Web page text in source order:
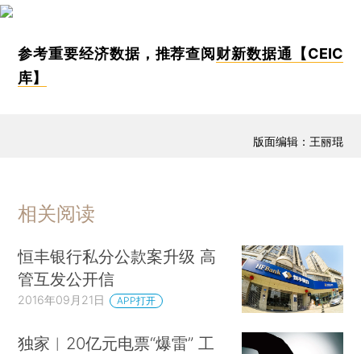
参考重要经济数据，推荐查阅财新数据通【CEIC
库】
版面编辑：王丽琨
相关阅读
恒丰银行私分公款案升级 高
管互发公开信
2016年09月21日 APP打开
独家︱20亿元电票“爆雷” 工